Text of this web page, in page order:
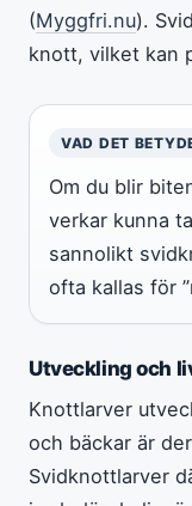
(Myggfri.nu).
knott, vilket kan
VAD DET
Om du blir
verkar kunna
sannolikt
ofta kallas för
Utveckling och
Knottlarver
och bäckar är
Svidknottlarver